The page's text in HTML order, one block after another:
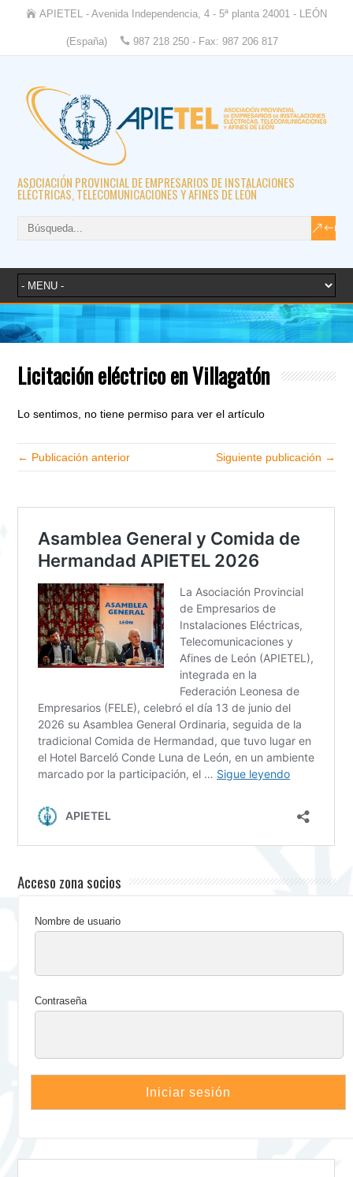
APIETEL - Avenida Independencia, 4 - 5ª planta 24001 - LEÓN
(España) 987 218 250 - Fax: 987 206 817
ASOCIACIÓN PROVINCIAL DE EMPRESARIOS DE INSTALACIONES
ELÉCTRICAS, TELECOMUNICACIONES Y AFINES DE LEÓN
Licitación eléctrico en Villagatón
Lo sentimos, no tiene permiso para ver el artículo
← Publicación anterior Siguiente publicación →
Acceso zona socios
Nombre de usuario
Contraseña